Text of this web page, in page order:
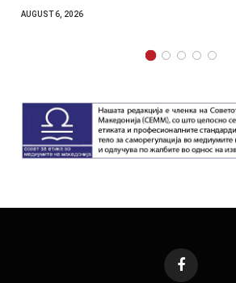
AUGUST 4, 2026
Facebook